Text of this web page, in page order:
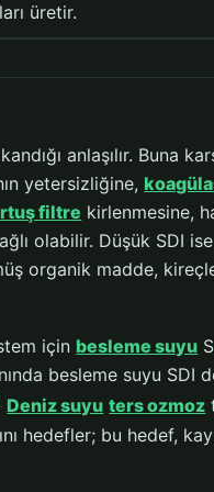
üretir.
anlaşılır. Buna
yetersizliğine,
filtre kirlenmesine,
olabilir. Düşük SDI
organik madde,
için besleme suyu
besleme suyu SDI
Deniz suyu ters ozmoz
hedefler; bu hedef,